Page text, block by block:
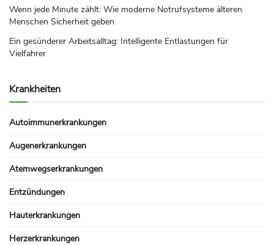
Wenn jede Minute zählt: Wie moderne Notrufsysteme älteren
Menschen Sicherheit geben
Ein gesünderer Arbeitsalltag: Intelligente Entlastungen für
Vielfahrer
Krankheiten
Autoimmunerkrankungen
Augenerkrankungen
Atemwegserkrankungen
Entzündungen
Hauterkrankungen
Herzerkrankungen